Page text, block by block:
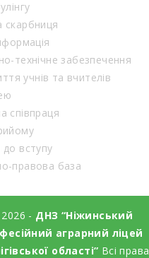
технічне забезпечення
учнів та вчителів
співпраця
вступу
правова база
- ДНЗ “Ніжинський
аграрний ліцей
області” Всі права